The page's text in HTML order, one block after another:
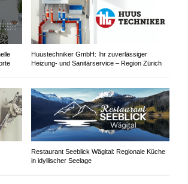
Huustechniker GmbH: Ihr zuverlässiger
Heizung- und Sanitärservice – Region Zürich
Restaurant Seeblick Wägital: Regionale Küche
in idyllischer Seelage